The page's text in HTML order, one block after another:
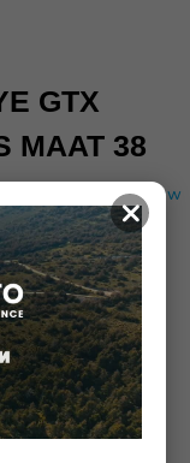
GTX
MAAT 38
Schrijf een review
×